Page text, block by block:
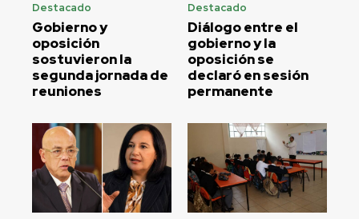
Destacado
Gobierno y
oposición
sostuvieron la
segunda jornada de
reuniones
Destacado
Diálogo entre el
gobierno y la
oposición se
declaró en sesión
permanente